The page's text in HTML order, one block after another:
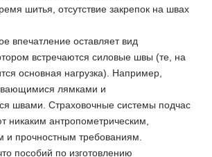
шитья, отсутствие закрепок на швах
впечатление оставляет вид
встречаются силовые швы (те, на
основная нагрузка). Например,
лямками и
швами. Страховочные системы подчас
никаким антропометрическим,
и прочностным требованиям.
пособий по изготовлению